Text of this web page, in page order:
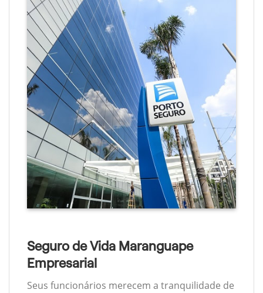
Seguro de Vida Maranguape
Empresarial
Seus funcionários merecem a tranquilidade de